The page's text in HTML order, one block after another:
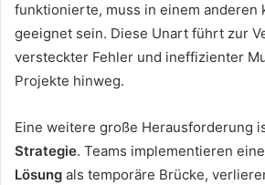
funktionierte, muss in einem anderen
geeignet sein. Diese Unart führt zur
versteckter Fehler und ineffizienter
Projekte hinweg.
Eine weitere große Herausforderung
Strategie. Teams implementieren eine
Lösung als temporäre Brücke,